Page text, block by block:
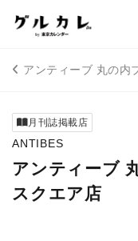
アンティーブ 丸の内
月刊誌掲載店
ANTIBES
アンティーブ
スクエア店